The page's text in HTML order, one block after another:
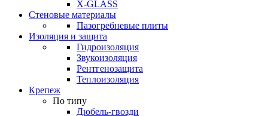
X-GLASS
Стеновые материалы
Пазогребневые плиты
Изоляция и защита
Гидроизоляция
Звукоизоляция
Рентгенозащита
Теплоизоляция
Крепеж
По типу
Дюбель-гвозди